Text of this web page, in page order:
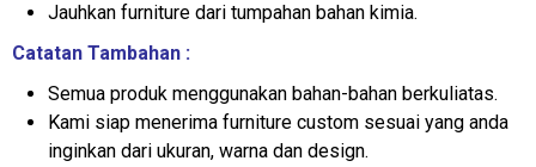
Jauhkan furniture dari tumpahan bahan kimia.
Catatan Tambahan :
Semua produk menggunakan bahan-bahan berkuliatas.
Kami siap menerima furniture custom sesuai yang anda
inginkan dari ukuran, warna dan design.